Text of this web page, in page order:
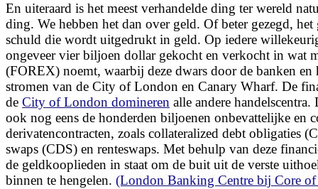
En uiteraard is het meest verhandelde ding ter wereld
ding. We hebben het dan over geld. Of beter gezegd, het
schuld die wordt uitgedrukt in geld. Op iedere
ongeveer vier biljoen dollar gekocht en verkocht in wat
(FOREX) noemt, waarbij deze dwars door de banken en
stromen van de City of London en Canary Wharf. De
de City of London domineren alle andere
ook nog eens de honderden biljoenen onbevattelijke en
derivatencontracten, zoals collateralized debt obligaties
swaps (CDS) en renteswaps. Met behulp van deze
de geldkooplieden in staat om de buit uit de verste
binnen te hengelen. (London Banking Centre bij Core